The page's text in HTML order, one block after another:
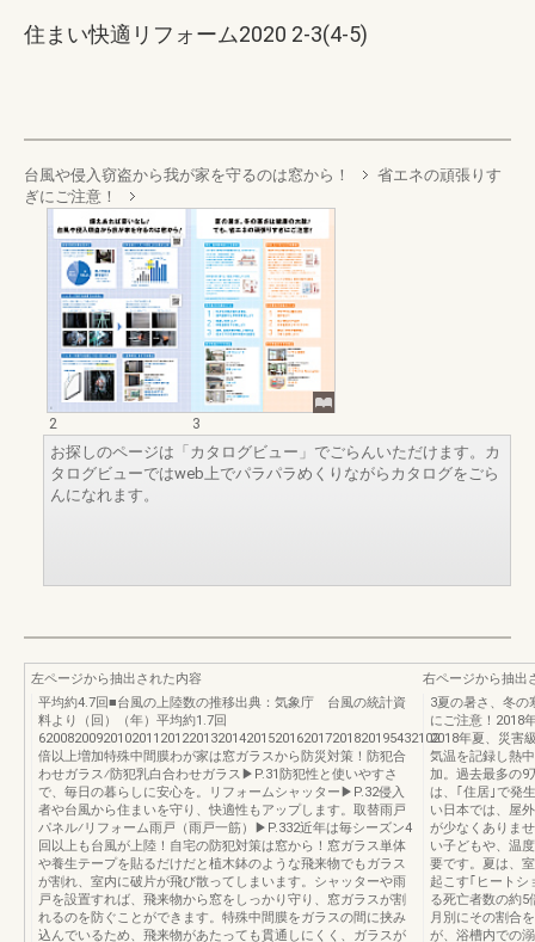
住まい快適リフォーム2020 2-3(4-5)
台風や侵入窃盗から我が家を守るのは窓から！
省エネの頑張りす
ぎにご注意！
2
3
お探しのページは「カタログビュー」でごらんいただけます。カ
タログビューではweb上でパラパラめくりながらカタログをごら
んになれます。
左ページから抽出された内容
平均約4.7回■台風の上陸数の推移出典：気象庁 台風の統計資
料より（回）（年）平均約1.7回
62008200920102011201220132014201520162017201820195432102
倍以上増加特殊中間膜わが家は窓ガラスから防災対策！防犯合
わせガラス⁄防犯乳白合わせガラス▶P.31防犯性と使いやすさ
で、毎日の暮らしに安心を。リフォームシャッター▶P.32侵入
者や台風から住まいを守り、快適性もアップします。取替雨戸
パネル⁄リフォーム雨戸（雨戸一筋）▶P.332近年は毎シーズン4
回以上も台風が上陸！自宅の防犯対策は窓から！窓ガラス単体
や養生テープを貼るだけだと植木鉢のような飛来物でもガラス
が割れ、室内に破片が飛び散ってしまいます。シャッターや雨
戸を設置すれば、飛来物から窓をしっかり守り、窓ガラスが割
れるのを防ぐことができます。特殊中間膜をガラスの間に挟み
込んでいるため、飛来物があたっても貫通しにくく、ガラスが
右ページから抽出
3夏の暑さ、冬の
にご注意！2018
2018年夏、災害
気温を記録し熱
加。過去最多の9
は、｢住居｣で発
い日本では、屋
が少なくありま
い子どもや、温
要です。夏は、
起こす｢ヒートシ
る死亡者数の約5
月別にその割合
が、浴槽内での